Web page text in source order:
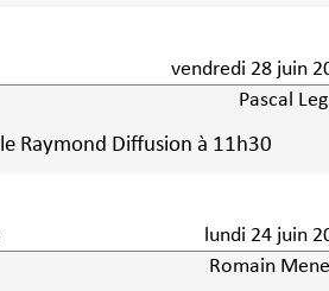
vendredi 28 juin
Pascal
Chronique de Nicole Raymond Diffusion à 11h30
lundi 24 juin
Romain